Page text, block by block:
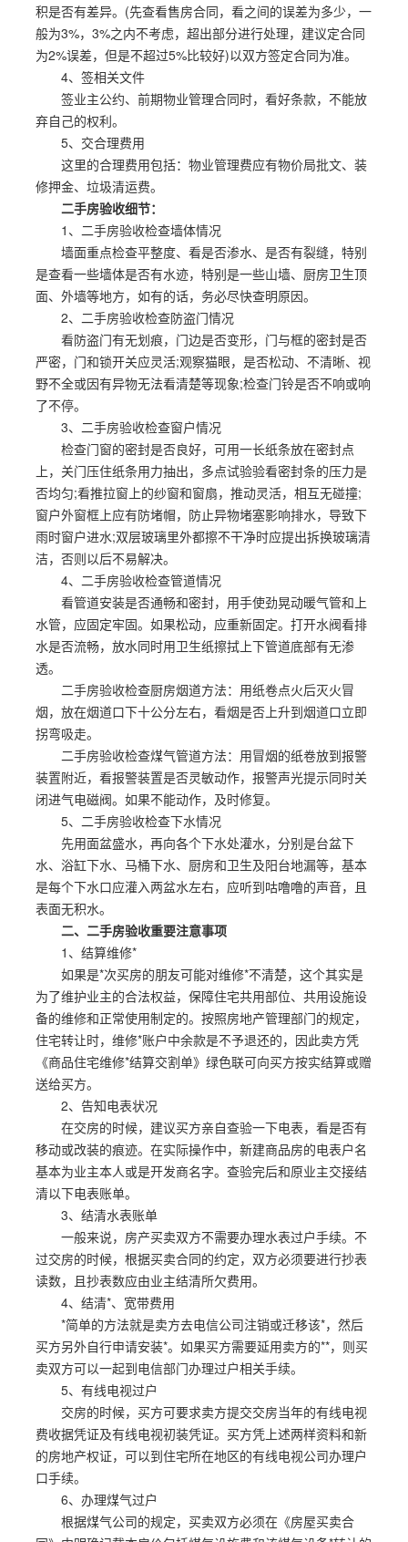
积是否有差异。(先查看售房合同，看之间的误差为多少，一
般为3%，3%之内不考虑，超出部分进行处理，建议定合同
为2%误差，但是不超过5%比较好)以双方签定合同为准。
4、签相关文件
签业主公约、前期物业管理合同时，看好条款，不能放
弃自己的权利。
5、交合理费用
这里的合理费用包括：物业管理费应有物价局批文、装
修押金、垃圾清运费。
二手房验收细节：
1、二手房验收检查墙体情况
墙面重点检查平整度、看是否渗水、是否有裂缝，特别
是查看一些墙体是否有水迹，特别是一些山墙、厨房卫生顶
面、外墙等地方，如有的话，务必尽快查明原因。
2、二手房验收检查防盗门情况
看防盗门有无划痕，门边是否变形，门与框的密封是否
严密，门和锁开关应灵活;观察猫眼，是否松动、不清晰、视
野不全或因有异物无法看清楚等现象;检查门铃是否不响或响
了不停。
3、二手房验收检查窗户情况
检查门窗的密封是否良好，可用一长纸条放在密封点
上，关门压住纸条用力抽出，多点试验验看密封条的压力是
否均匀;看推拉窗上的纱窗和窗扇，推动灵活，相互无碰撞;
窗户外窗框上应有防堵帽，防止异物堵塞影响排水，导致下
雨时窗户进水;双层玻璃里外都擦不干净时应提出拆换玻璃清
洁，否则以后不易解决。
4、二手房验收检查管道情况
看管道安装是否通畅和密封，用手使劲晃动暖气管和上
水管，应固定牢固。如果松动，应重新固定。打开水阀看排
水是否流畅，放水同时用卫生纸擦拭上下管道底部有无渗
透。
二手房验收检查厨房烟道方法：用纸卷点火后灭火冒
烟，放在烟道口下十公分左右，看烟是否上升到烟道口立即
拐弯吸走。
二手房验收检查煤气管道方法：用冒烟的纸卷放到报警
装置附近，看报警装置是否灵敏动作，报警声光提示同时关
闭进气电磁阀。如果不能动作，及时修复。
5、二手房验收检查下水情况
先用面盆盛水，再向各个下水处灌水，分别是台盆下
水、浴缸下水、马桶下水、厨房和卫生及阳台地漏等，基本
是每个下水口应灌入两盆水左右，应听到咕噜噜的声音，且
表面无积水。
二、二手房验收重要注意事项
1、结算维修*
如果是*次买房的朋友可能对维修*不清楚，这个其实是
为了维护业主的合法权益，保障住宅共用部位、共用设施设
备的维修和正常使用制定的。按照房地产管理部门的规定，
住宅转让时，维修*账户中余款是不予退还的，因此卖方凭
《商品住宅维修*结算交割单》绿色联可向买方按实结算或赠
送给买方。
2、告知电表状况
在交房的时候，建议买方亲自查验一下电表，看是否有
移动或改装的痕迹。在实际操作中，新建商品房的电表户名
基本为业主本人或是开发商名字。查验完后和原业主交接结
清以下电表账单。
3、结清水表账单
一般来说，房产买卖双方不需要办理水表过户手续。不
过交房的时候，根据买卖合同的约定，双方必须要进行抄表
读数，且抄表数应由业主结清所欠费用。
4、结清*、宽带费用
*简单的方法就是卖方去电信公司注销或迁移该*，然后
买方另外自行申请安装*。如果买方需要延用卖方的**，则买
卖双方可以一起到电信部门办理过户相关手续。
5、有线电视过户
交房的时候，买方可要求卖方提交交房当年的有线电视
费收据凭证及有线电视初装凭证。买方凭上述两样资料和新
的房地产权证，可以到住宅所在地区的有线电视公司办理户
口手续。
6、办理煤气过户
根据煤气公司的规定，买卖双方必须在《房屋买卖合